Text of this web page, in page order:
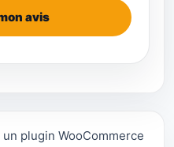
un plugin WooCommerce
avis